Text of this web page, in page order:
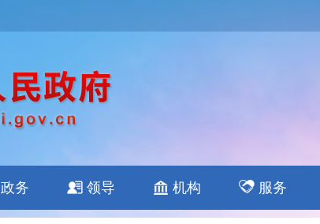
政务 领导 机构 服务